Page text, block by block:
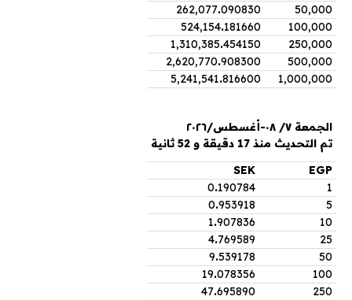
50,000
262,077.090830
100,000
524,154.181660
250,000
1,310,385.454150
500,000
2,620,770.908300
1,000,000
5,241,541.816600
الجمعة ٧/ ٠٨-أغسطس/٢٠٢٦
تم التحديث منذ 17 دقيقة و 52 ثانية
EGP
SEK
1
0.190784
5
0.953918
10
1.907836
25
4.769589
50
9.539178
100
19.078356
250
47.695890